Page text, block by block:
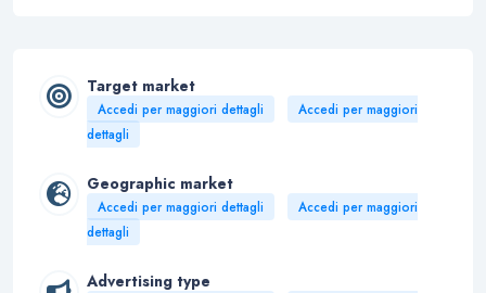
Target market
Accedi per maggiori dettagli
Accedi per maggiori
dettagli
Geographic market
Accedi per maggiori dettagli
Accedi per maggiori
dettagli
Advertising type